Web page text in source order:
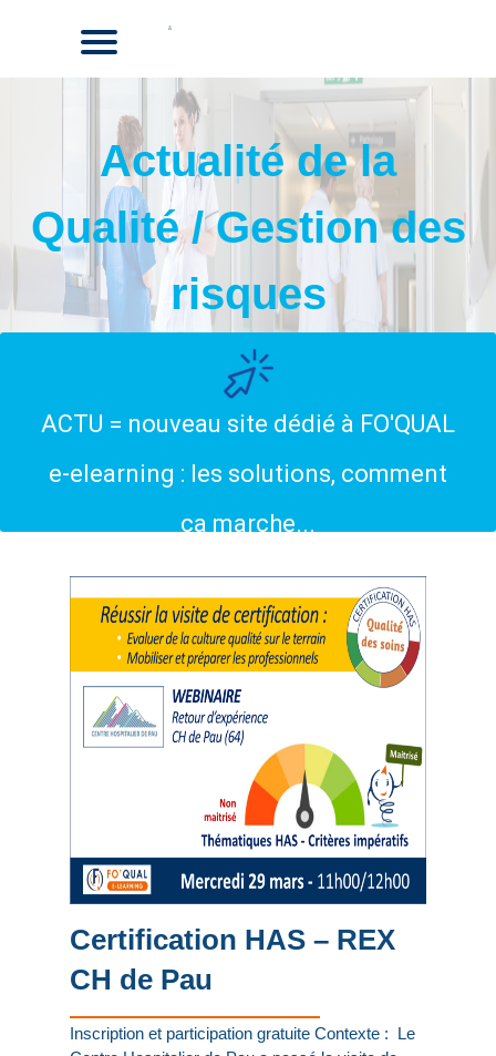
Actualité de la
Qualité / Gestion des
risques
ACTU = nouveau site dédié à FO'QUAL
e-elearning : les solutions, comment
ça marche...
Certification HAS – REX
CH de Pau
Inscription et participation gratuite Contexte : Le